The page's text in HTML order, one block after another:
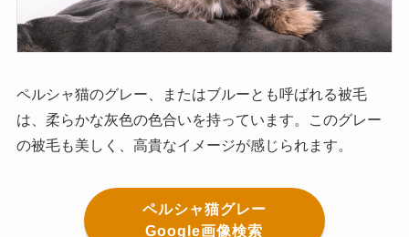
ペルシャ猫のグレー、またはブルーとも呼ばれる被毛
は、柔らかな灰色の色合いを持っています。このグレー
の被毛も美しく、高貴なイメージが感じられます。
ペルシャ猫グレー
Google画像検索